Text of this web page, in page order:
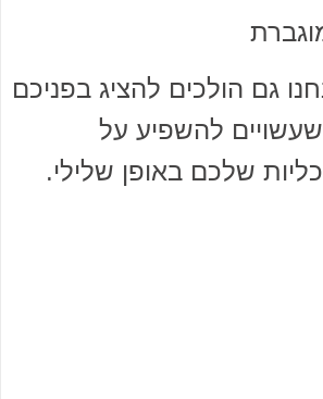
גם הולכים להציג בפניכם
להשפיע על
שלכם באופן שלילי.